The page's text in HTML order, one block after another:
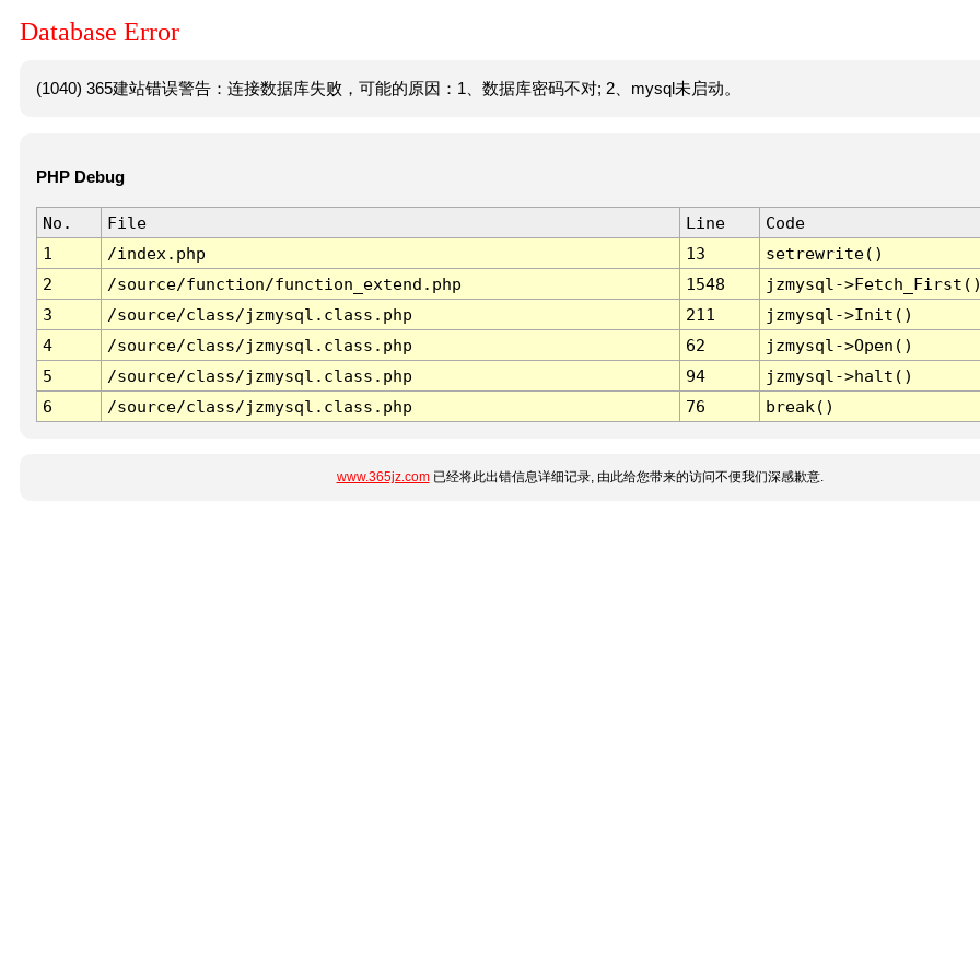
Database Error
(1040) 365建站错误警告：连接数据库失败，可能的原因：1、数据库密码不对; 2、mysql未启动。
PHP Debug
No. File Line
Code
1
/index.php 13
setrewrite()
2
/source/function/function_extend.php 1548
jzmysql-
3
/source/class/jzmysql.class.php 211
jzmysql->Init()
4
/source/class/jzmysql.class.php 62
jzmysql->Open()
5
/source/class/jzmysql.class.php 94
jzmysql->halt()
6
/source/class/jzmysql.class.php 76 break()
www.365jz.com已经将此出错信息详细记录, 由此给您带来的访问不便我们深感歉意.